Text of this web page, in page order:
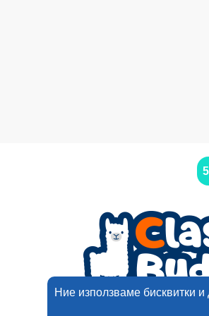
Ние използваме бисквитки